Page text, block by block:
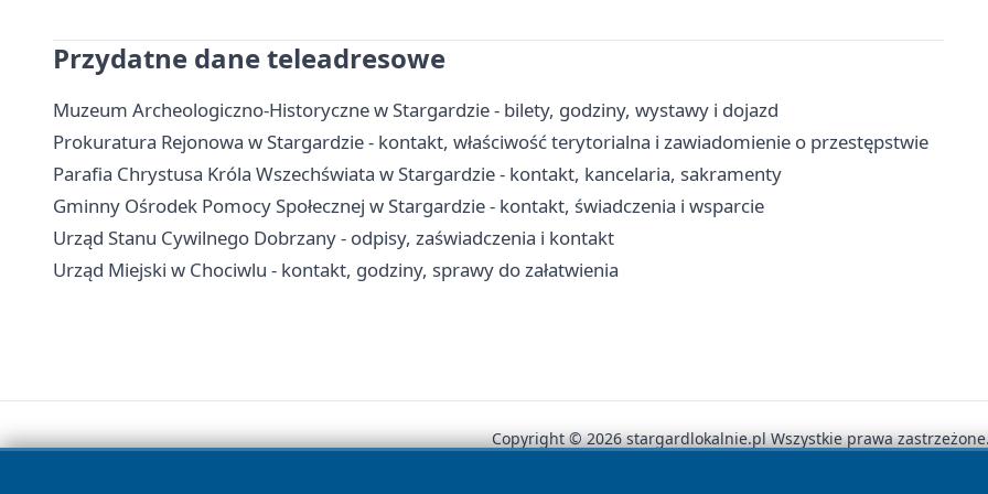
Przydatne dane teleadresowe
Muzeum Archeologiczno-Historyczne w Stargardzie - bilety, godziny, wystawy i dojazd
Prokuratura Rejonowa w Stargardzie - kontakt, właściwość terytorialna i zawiadomienie o przestępstwie
Parafia Chrystusa Króla Wszechświata w Stargardzie - kontakt, kancelaria, sakramenty
Gminny Ośrodek Pomocy Społecznej w Stargardzie - kontakt, świadczenia i wsparcie
Urząd Stanu Cywilnego Dobrzany - odpisy, zaświadczenia i kontakt
Urząd Miejski w Chociwlu - kontakt, godziny, sprawy do załatwienia
Copyright © 2026 stargardlokalnie.pl Wszystkie prawa